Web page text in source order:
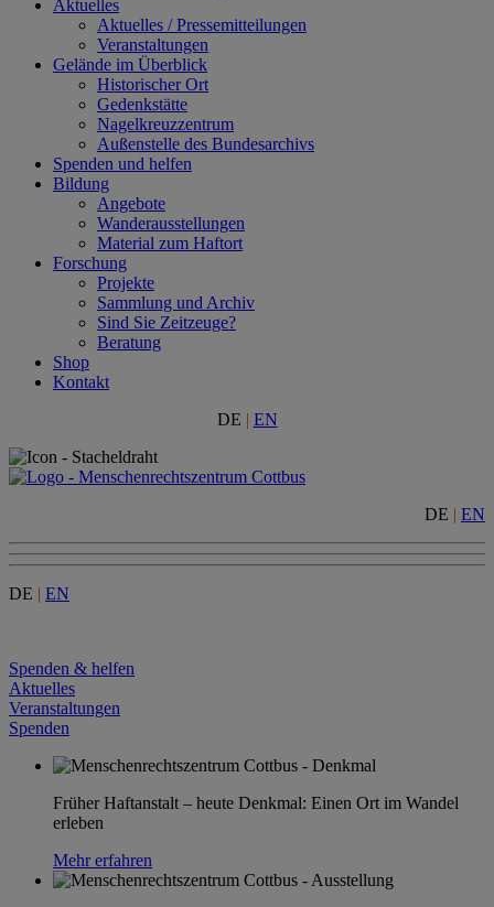
Aktuelles
Aktuelles / Pressemitteilungen
Veranstaltungen
Gelände im Überblick
Historischer Ort
Gedenkstätte
Nagelkreuzzentrum
Außenstelle des Bundesarchivs
Spenden und helfen
Bildung
Angebote
Wanderausstellungen
Material zum Haftort
Forschung
Projekte
Sammlung und Archiv
Sind Sie Zeitzeuge?
Beratung
Shop
Kontakt
DE | EN
DE | EN
DE | EN
Spenden & helfen
Aktuelles
Veranstaltungen
Spenden
Früher Haftanstalt – heute Denkmal: Einen Ort im Wandel
erleben
Mehr erfahren